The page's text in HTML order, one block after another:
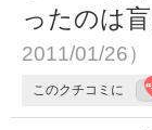
ったのは
2011/01/26）
このクチコミに